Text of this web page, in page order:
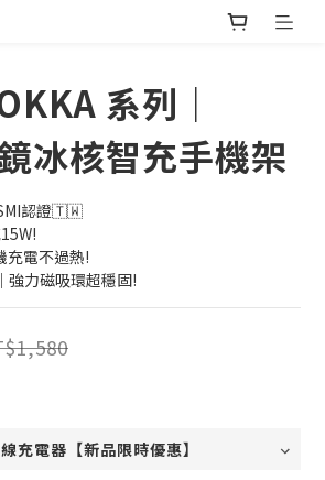
系列｜
冰核智充手機架
認證🇹🇼
充電不過熱!
強力磁吸環超穩固!